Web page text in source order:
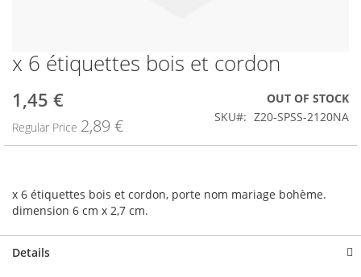
Skip
to
the
beginning
of
x 6 étiquettes bois et cordon
Special
Price
1,45 €
Regular Price 2,89 €
OUT OF STOCK
SKU
Z20-SPSS-2120NA
x 6 étiquettes bois et cordon, porte nom mariage bohème.
dimension 6 cm x 2,7 cm.
Details